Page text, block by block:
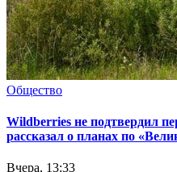
Общество
Wildberries не подтвердил
рассказал о планах по
Вчера, 13:33